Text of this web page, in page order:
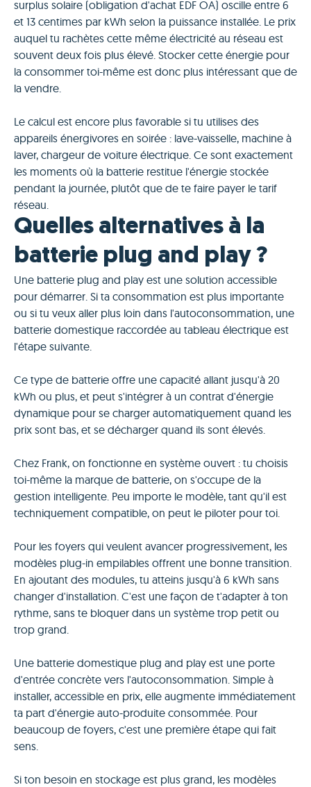
surplus solaire (obligation d'achat EDF OA) oscille entre 6
et 13 centimes par kWh selon la puissance installée. Le prix
auquel tu rachètes cette même électricité au réseau est
souvent deux fois plus élevé. Stocker cette énergie pour
la consommer toi-même est donc plus intéressant que de
la vendre.
Le calcul est encore plus favorable si tu utilises des
appareils énergivores en soirée : lave-vaisselle, machine à
laver, chargeur de voiture électrique. Ce sont exactement
les moments où la batterie restitue l'énergie stockée
pendant la journée, plutôt que de te faire payer le tarif
réseau.
Quelles alternatives à la
batterie plug and play ?
Une batterie plug and play est une solution accessible
pour démarrer. Si ta consommation est plus importante
ou si tu veux aller plus loin dans l'autoconsommation, une
batterie domestique raccordée au tableau électrique est
l'étape suivante.
Ce type de batterie offre une capacité allant jusqu'à 20
kWh ou plus, et peut s'intégrer à un contrat d'énergie
dynamique pour se charger automatiquement quand les
prix sont bas, et se décharger quand ils sont élevés.
Chez Frank, on fonctionne en système ouvert : tu choisis
toi-même la marque de batterie, on s'occupe de la
gestion intelligente. Peu importe le modèle, tant qu'il est
techniquement compatible, on peut le piloter pour toi.
Pour les foyers qui veulent avancer progressivement, les
modèles plug-in empilables offrent une bonne transition.
En ajoutant des modules, tu atteins jusqu'à 6 kWh sans
changer d'installation. C'est une façon de t'adapter à ton
rythme, sans te bloquer dans un système trop petit ou
trop grand.
Une batterie domestique plug and play est une porte
d'entrée concrète vers l'autoconsommation. Simple à
installer, accessible en prix, elle augmente immédiatement
ta part d'énergie auto-produite consommée. Pour
beaucoup de foyers, c'est une première étape qui fait
sens.
Si ton besoin en stockage est plus grand, les modèles